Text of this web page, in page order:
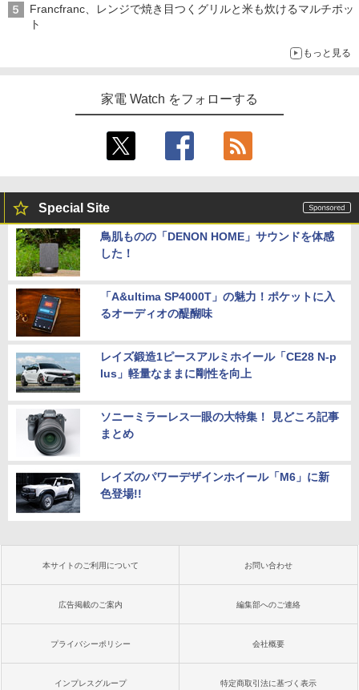
Francfranc、レンジで焼き目つくグリルと米も炊けるマルチポッ
ト
もっと見る
家電 Watch をフォローする
Special Site
鳥肌ものの「DENON HOME」サウンドを体感
した！
「A&ultima SP4000T」の魅力！ポケットに入
るオーディオの醍醐味
レイズ鍛造1ピースアルミホイール「CE28 N-p
lus」軽量なままに剛性を向上
ソニーミラーレス一眼の大特集！ 見どころ記事
まとめ
レイズのパワーデザインホイール「M6」に新
色登場!!
本サイトのご利用について お問い合わせ
広告掲載のご案内 編集部へのご連絡
プライバシーポリシー 会社概要
インプレスグループ 特定商取引法に基づく表示